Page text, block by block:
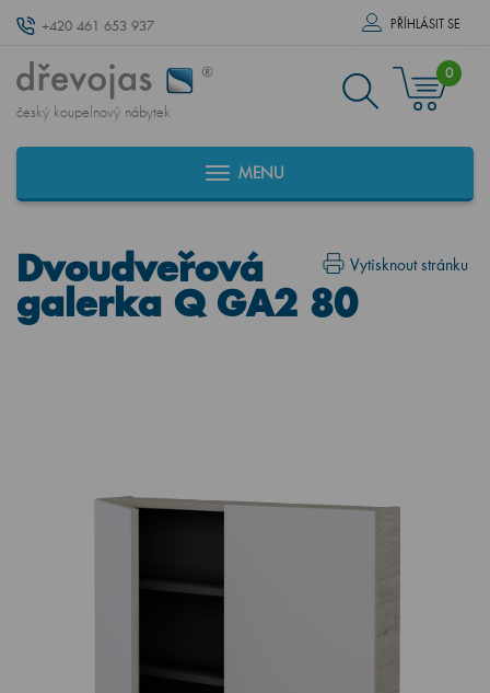
+420 461 653 937 PŘÍHLÁSIT SE
český koupelnový nábytek
0
MENU
Vytisknout stránku
Dvoudveřová
galerka Q GA2 80